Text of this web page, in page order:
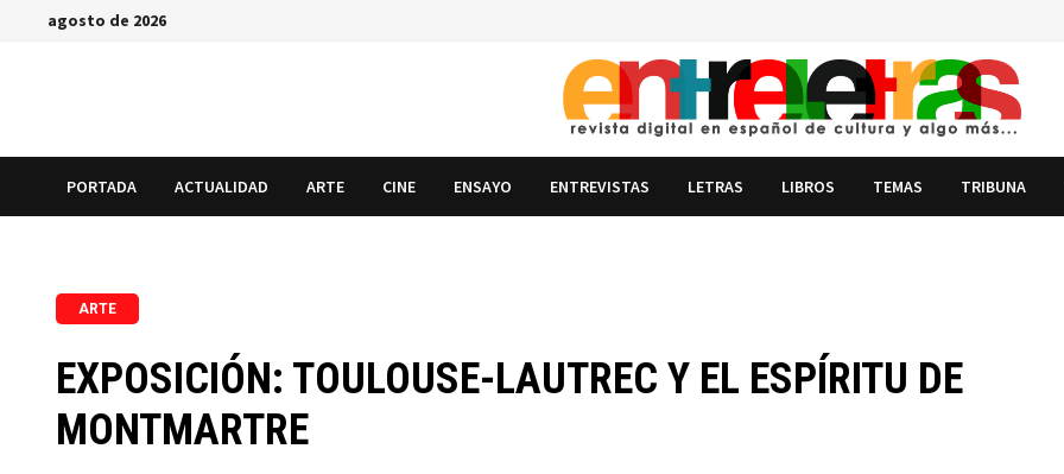
Saltaragosto de 2026
PORTADA ACTUALIDAD ARTE CINE ENSAYO ENTREVISTAS LETRAS LIBROS TEMAS TRIBUNA
ARTE
EXPOSICIÓN: TOULOUSE-LAUTREC Y EL ESPÍRITU DE
MONTMARTRE